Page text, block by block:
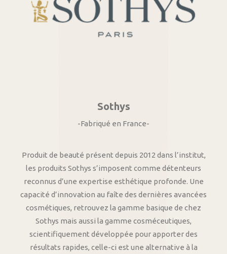
Sothys
-Fabriqué en France-
Produit de beauté présent depuis 2012 dans l’institut,
les produits Sothys s’imposent comme détenteurs
reconnus d’une expertise esthétique profonde. Une
capacité d’innovation au faîte des dernières avancées
cosmétiques, retrouvez la gamme basique de chez
Sothys mais aussi la gamme cosméceutiques,
scientifiquement développée pour apporter des
résultats rapides, celle-ci est une alternative à la